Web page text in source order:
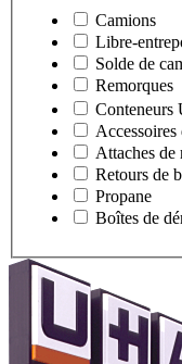
Camions
Libre-
Solde de
Remorques
Conteneurs
Accessoires
Attaches de
Retours de
Propane
Boîtes de